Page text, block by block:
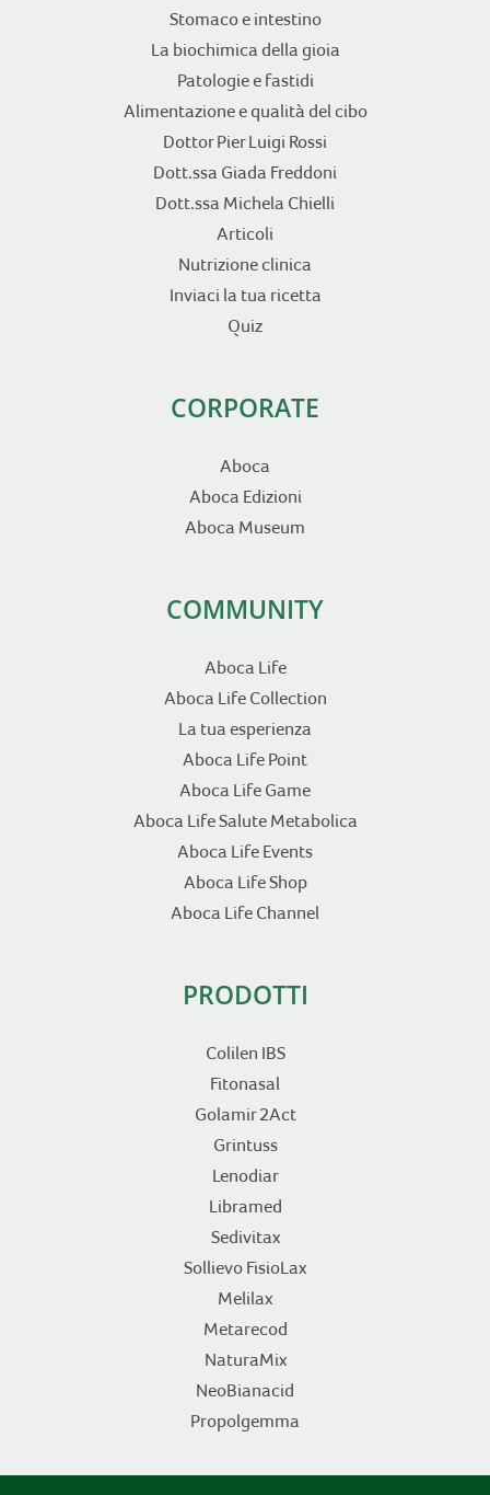
Stomaco e intestino
La biochimica della gioia
Patologie e fastidi
Alimentazione e qualità del cibo
Dottor Pier Luigi Rossi
Dott.ssa Giada Freddoni
Dott.ssa Michela Chielli
Articoli
Nutrizione clinica
Inviaci la tua ricetta
Quiz
CORPORATE
Aboca
Aboca Edizioni
Aboca Museum
COMMUNITY
Aboca Life
Aboca Life Collection
La tua esperienza
Aboca Life Point
Aboca Life Game
Aboca Life Salute Metabolica
Aboca Life Events
Aboca Life Shop
Aboca Life Channel
PRODOTTI
Colilen IBS
Fitonasal
Golamir 2Act
Grintuss
Lenodiar
Libramed
Sedivitax
Sollievo FisioLax
Melilax
Metarecod
NaturaMix
NeoBianacid
Propolgemma